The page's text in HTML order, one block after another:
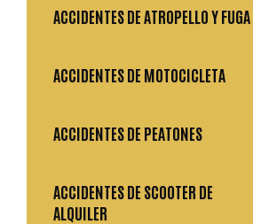
ACCIDENTES DE ATROPELLO Y FUGA
ACCIDENTES DE MOTOCICLETA
ACCIDENTES DE PEATONES
ACCIDENTES DE SCOOTER DE
ALQUILER